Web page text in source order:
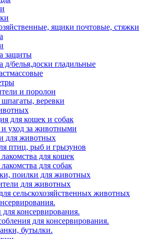
ящики почтовые, стяжки
защиты
д/белья,доски гладильные
и поролон
веревки
для кошек и собак
и уход за животными
для животных
птиц, рыб и грызунов
для кошек
для собак
поилки для животных
для животных
сельскохозяйственных животных
консервирования.
для консервирования.
бутылки.